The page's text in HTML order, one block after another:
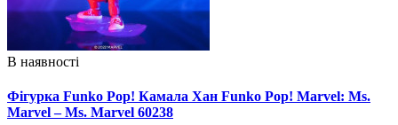
В наявності
Фігурка Funko Pop! Камала Хан Funko Pop! Marvel: Ms.
Marvel – Ms. Marvel 60238